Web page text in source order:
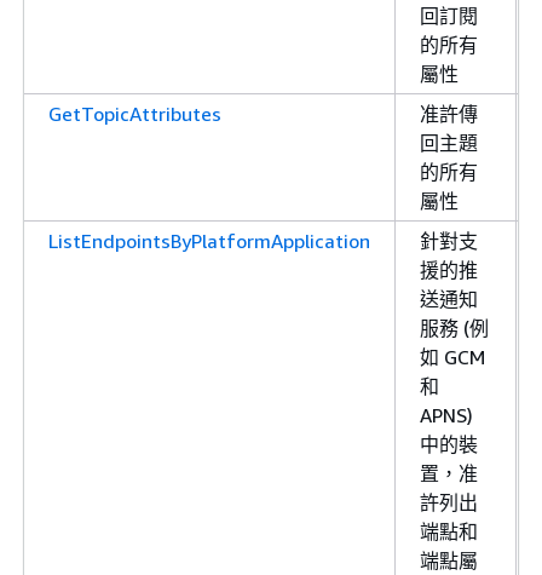
回訂閱
的所有
屬性
GetTopicAttributes
准許傳
回主題
的所有
屬性
ListEndpointsByPlatformApplication
針對支
援的推
送通知
服務 (例
如 GCM
和
APNS)
中的裝
置，准
許列出
端點和
端點屬